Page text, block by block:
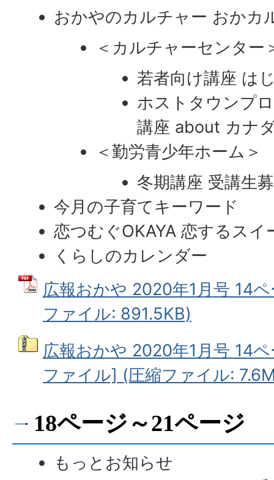
おかやのカルチャー おかカ
＜カルチャーセンター
若者向け講座 は
ホストタウンプ
講座 about カナ
＜勤労青少年ホーム＞
冬期講座 受講生
今月の子育てキーワード
恋つむぐOKAYA 恋するス
くらしのカレンダー
広報おかや 2020年1月号 14
ファイル: 891.5KB)
広報おかや 2020年1月号 14
ファイル] (圧縮ファイル:
18ページ～21ページ
もっとお知らせ